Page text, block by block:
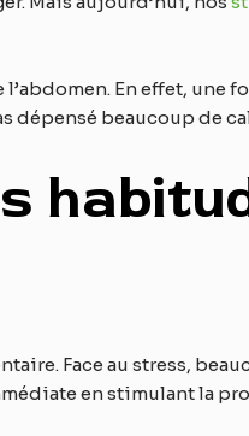
En effet, une
dépensé beaucoup de
Face au stress,
en stimulant la